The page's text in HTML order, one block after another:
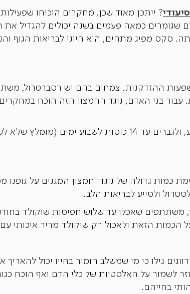
? ייתכן מאוד שכן. מחקרים הוכיחו
שגומרים כמאה פעמים בשנה יכולים להגדיל
סקס מפיג מתחים, הוא חיוני לבריאות הגוף
ההזדקנות. צמחים בהם יש רסברטרול,
עבור בני האדם, נוגד החמצון הזה הוכח
הצריכה המומלצת לנשים היא עד 7 כוסות יין בשבוע, ולגברים עד 14
ומעלה) קיימת כמות גדולה של נוגדי חמצון המגנים על
ולסייע לבריאות הלב.
הכמות הזאת ולאכול רק שוקולד מריר איכותי
גילו כי מי שמשלב הומור בחייו יכול
לשמור על האלסטיות של כלי הדם ואף הוכח
בחייהם.